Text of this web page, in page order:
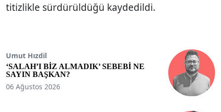
titizlikle sürdürüldüğü kaydedildi.
Umut Hızdil
‘SALAH’I BİZ ALMADIK’ SEBEBİ NE
SAYIN BAŞKAN?
06 Ağustos 2026